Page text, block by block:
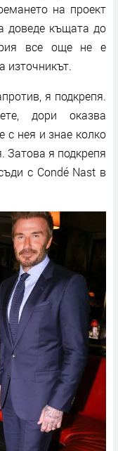
на проект
доведе къщата до
все още не е
източникът.
я подкрепя.
дори оказва
с нея и знае колко
Затова я подкрепя
с Condé Nast в